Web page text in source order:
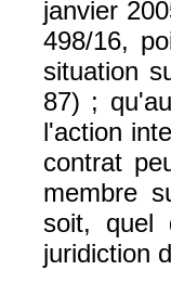
janvier
498/16,
situation
87) ;
l'action
contrat
membre
soit, quel
juridiction